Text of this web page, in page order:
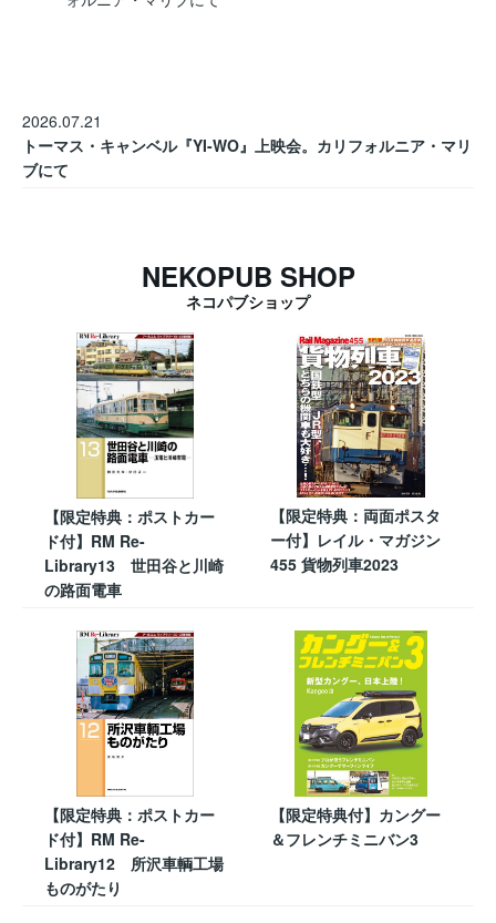
2026.07.21
トーマス・キャンベル『YI-WO』上映会。カリフォルニア・マリ
ブにて
NEKOPUB SHOP
ネコパブショップ
【限定特典：ポストカー
ド付】RM Re-
Library13 世田谷と川崎
の路面電車
【限定特典：両面ポスタ
ー付】レイル・マガジン
455 貨物列車2023
【限定特典：ポストカー
ド付】RM Re-
Library12 所沢車輌工場
ものがたり
【限定特典付】カングー
＆フレンチミニバン3